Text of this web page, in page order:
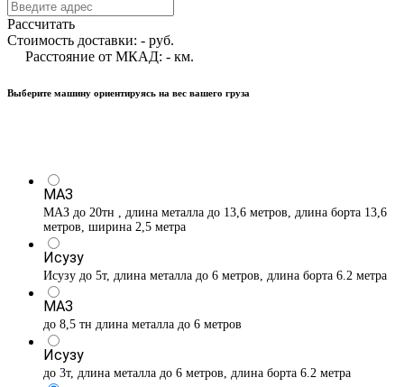
Рассчитать
Стоимость доставки: - руб.
Расстояние от МКАД: - км.
Выберите машину ориентируясь на вес вашего груза
МАЗ
МАЗ до 20тн , длина металла до 13,6 метров, длина борта 13,6
метров, ширина 2,5 метра
Исузу
Исузу до 5т, длина металла до 6 метров, длина борта 6.2 метра
МАЗ
до 8,5 тн длина металла до 6 метров
Исузу
до 3т, длина металла до 6 метров, длина борта 6.2 метра